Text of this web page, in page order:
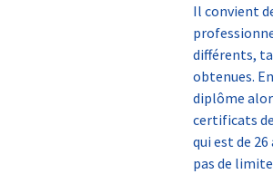
Il convient
différents,
obtenues.
diplôme
certificats
qui est de
pas de